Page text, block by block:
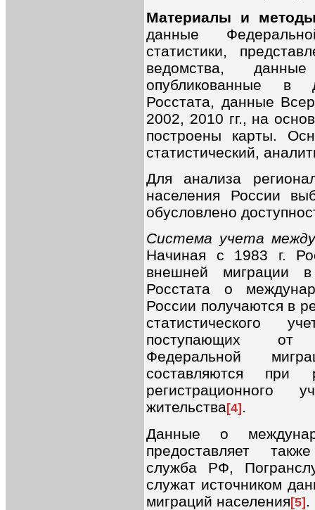
Материалы и
данные
статистики,
ведомства,
опубликованные в
Росстата, данные
2002, 2010 гг., на
построены карты.
статистический,
Для анализа
населения России
обусловлено
Система учета
Начиная с 1983 г.
внешней миграции
Росстата о
России получаются в
статистического
поступающих от
Федеральной
составляются при
жительства[4].
Данные о
предоставляет
служба РФ,
служат источником
миграций населения[5].